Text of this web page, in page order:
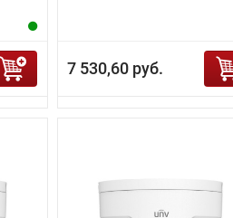
7 530,60 руб.